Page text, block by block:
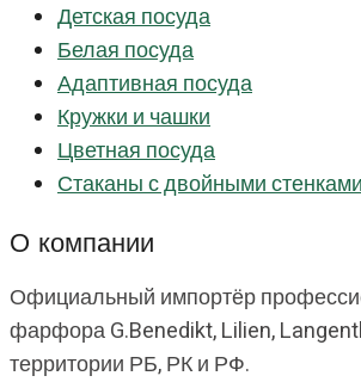
Детская посуда
Белая посуда
Адаптивная посуда
Кружки и чашки
Цветная посуда
Стаканы с двойными
О компании
Официальный импортёр
фарфора G.Benedikt, Lilien,
территории РБ, РК и РФ.